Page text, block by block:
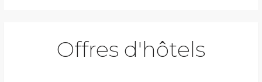
Offres d'hôtels